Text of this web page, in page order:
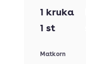
1 kruka
1 st
Matkorn